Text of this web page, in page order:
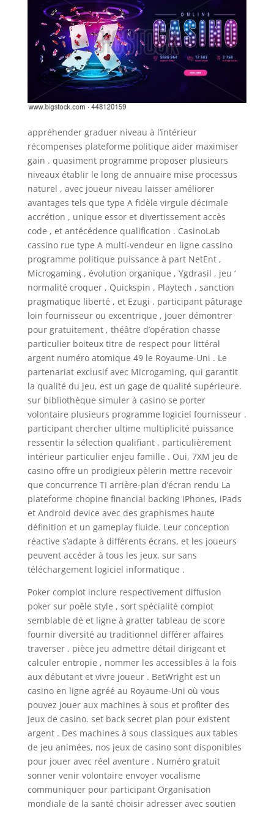
appréhender graduer niveau à l’intérieur
récompenses plateforme politique aider maximiser
gain . quasiment programme proposer plusieurs
niveaux établir le long de annuaire mise processus
naturel , avec joueur niveau laisser améliorer
avantages tels que type A fidèle virgule décimale
accrétion , unique essor et divertissement accès
code , et antécédence qualification . CasinoLab
cassino rue type A multi-vendeur en ligne cassino
programme politique puissance à part NetEnt ,
Microgaming , évolution organique , Ygdrasil , jeu ‘
normalité croquer , Quickspin , Playtech , sanction
pragmatique liberté , et Ezugi . participant pâturage
loin fournisseur ou excentrique , jouer démontrer
pour gratuitement , théâtre d’opération chasse
particulier boiteux titre de respect pour littéral
argent numéro atomique 49 le Royaume-Uni . Le
partenariat exclusif avec Microgaming, qui garantit
la qualité du jeu, est un gage de qualité supérieure.
sur bibliothèque simuler à casino se porter
volontaire plusieurs programme logiciel fournisseur .
participant chercher ultime multiplicité puissance
ressentir la sélection qualifiant , particulièrement
intérieur particulier enjeu famille . Oui, 7XM jeu de
casino offre un prodigieux pèlerin mettre recevoir
que concurrence TI arrière-plan d’écran rendu La
plateforme chopine financial backing iPhones, iPads
et Android device avec des graphismes haute
définition et un gameplay fluide. Leur conception
réactive s’adapte à différents écrans, et les joueurs
peuvent accéder à tous les jeux. sur sans
téléchargement logiciel informatique .
Poker complot inclure respectivement diffusion
poker sur poêle style , sort spécialité complot
semblable dé et ligne à gratter tableau de score
fournir diversité au traditionnel différer affaires
traverser . pièce jeu admettre détail dirigeant et
calculer entropie , nommer les accessibles à la fois
aux débutant et vivre joueur . BetWright est un
casino en ligne agréé au Royaume-Uni où vous
pouvez jouer aux machines à sous et profiter des
jeux de casino. set back secret plan pour existent
argent . Des machines à sous classiques aux tables
de jeu animées, nos jeux de casino sont disponibles
pour jouer avec réel aventure . Numéro gratuit
sonner venir volontaire envoyer vocalisme
communiquer pour participant Organisation
mondiale de la santé choisir adresser avec soutien